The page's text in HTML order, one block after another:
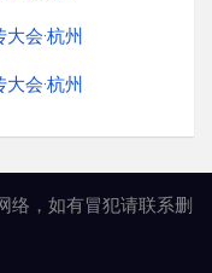
会·杭州
会·杭州
络，如有冒犯请联系删